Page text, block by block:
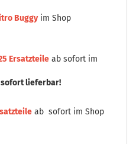
Buggyim Shop
Ersatzteile ab sofort im
sofort lieferbar!
ab sofort im Shop